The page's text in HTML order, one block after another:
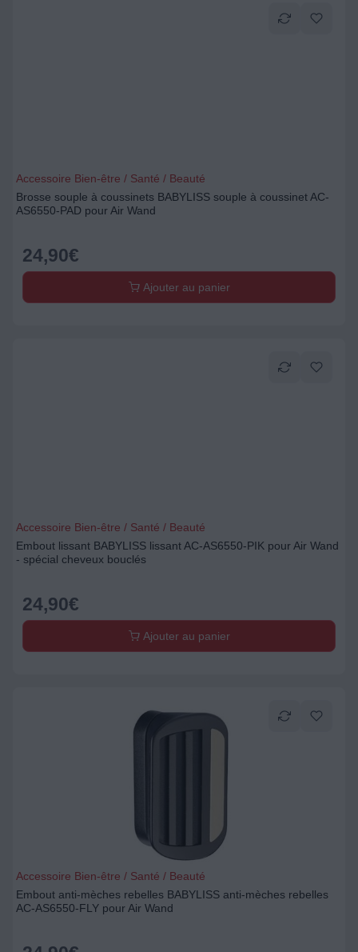
Accessoire Bien-être / Santé / Beauté
Brosse souple à coussinets BABYLISS souple à coussinet AC-
AS6550-PAD pour Air Wand
24,90€
Ajouter au panier
Accessoire Bien-être / Santé / Beauté
Embout lissant BABYLISS lissant AC-AS6550-PIK pour Air Wand
- spécial cheveux bouclés
24,90€
Ajouter au panier
Accessoire Bien-être / Santé / Beauté
Embout anti-mèches rebelles BABYLISS anti-mèches rebelles
AC-AS6550-FLY pour Air Wand